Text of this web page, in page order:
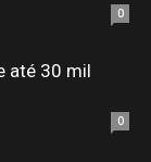
0
até 30 mil
0